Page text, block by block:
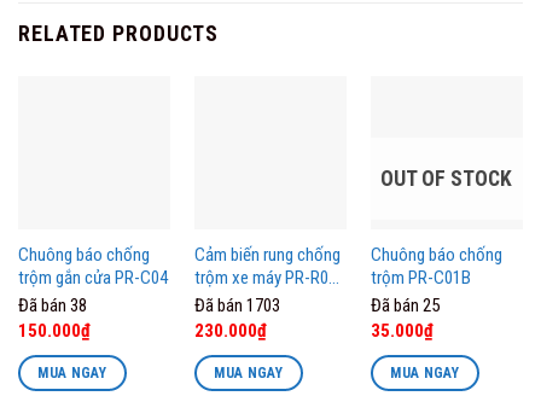
RELATED PRODUCTS
Chuông báo chống
trộm gắn cửa PR-C04
Đã bán 38
Original
was:
180.000₫.
150.000₫Current
price
is:
150.000₫.
MUA NGAY
Cảm biến rung chống
trộm xe máy PR-R05
Pingron
Đã bán 1703
Original
was:
299.000₫.
230.000₫Current
price
is:
230.000₫.
MUA NGAY
OUT OF STOCK
Chuông báo chống
trộm PR-C01B
Đã bán 25
Original
was:
42.000₫.
35.000₫Current
price
is:
35.000₫.
MUA NGAY